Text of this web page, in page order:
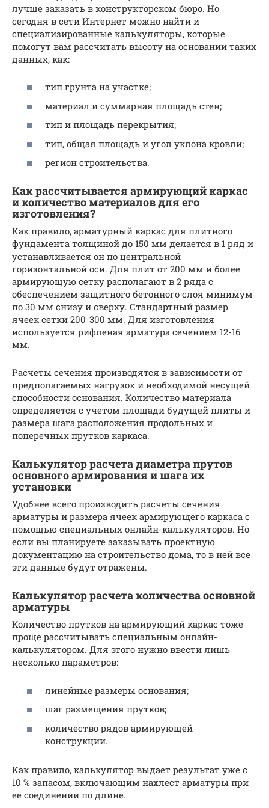
лучше заказать в конструкторском бюро. Но
сегодня в сети Интернет можно найти и
специализированные калькуляторы, которые
помогут вам рассчитать высоту на основании таких
данных, как:
тип грунта на участке;
материал и суммарная площадь стен;
тип и площадь перекрытия;
тип, общая площадь и угол уклона кровли;
регион строительства.
Как рассчитывается армирующий каркас
и количество материалов для его
изготовления?
Как правило, арматурный каркас для плитного
фундамента толщиной до 150 мм делается в 1 ряд и
устанавливается он по центральной
горизонтальной оси. Для плит от 200 мм и более
армирующую сетку располагают в 2 ряда с
обеспечением защитного бетонного слоя минимум
по 30 мм снизу и сверху. Стандартный размер
ячеек сетки 200-300 мм. Для изготовления
используется рифленая арматура сечением 12-16
мм.
Расчеты сечения производятся в зависимости от
предполагаемых нагрузок и необходимой несущей
способности основания. Количество материала
определяется с учетом площади будущей плиты и
размера шага расположения продольных и
поперечных прутков каркаса.
Калькулятор расчета диаметра прутов
основного армирования и шага их
установки
Удобнее всего производить расчеты сечения
арматуры и размера ячеек армирующего каркаса с
помощью специальных онлайн-калькуляторов. Но
если вы планируете заказывать проектную
документацию на строительство дома, то в ней все
эти данные будут отражены.
Калькулятор расчета количества основной
арматуры
Количество прутков на армирующий каркас тоже
проще рассчитывать специальным онлайн-
калькулятором. Для этого нужно ввести лишь
несколько параметров:
линейные размеры основания;
шаг размещения прутков;
количество рядов армирующей
конструкции.
Как правило, калькулятор выдает результат уже с
10 % запасом, включающим нахлест арматуры при
ее соединении по длине.